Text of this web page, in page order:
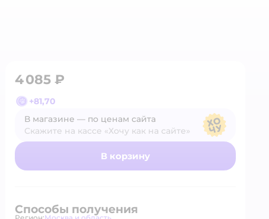
4 085 ₽
+81,70
В магазине — по ценам сайта
Скажите на кассе «Хочу как на сайте»
В магазине — по ценам сайта
В корзину
Способы получения